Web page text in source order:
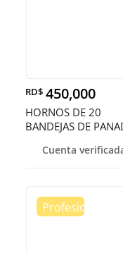
RD$ 450,000
HORNOS DE 20
BANDEJAS DE
Cuenta